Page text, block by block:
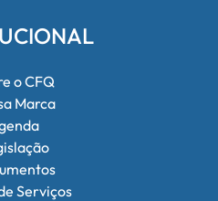
o CFQ
Marca
Serviços